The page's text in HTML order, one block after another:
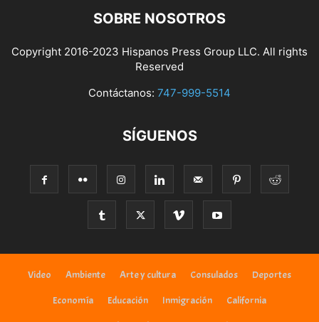
SOBRE NOSOTROS
Copyright 2016-2023 Hispanos Press Group LLC. All rights
Reserved
Contáctanos: 747-999-5514
SÍGUENOS
Video Ambiente Arte y cultura Consulados Deportes
Economía Educación Inmigración California